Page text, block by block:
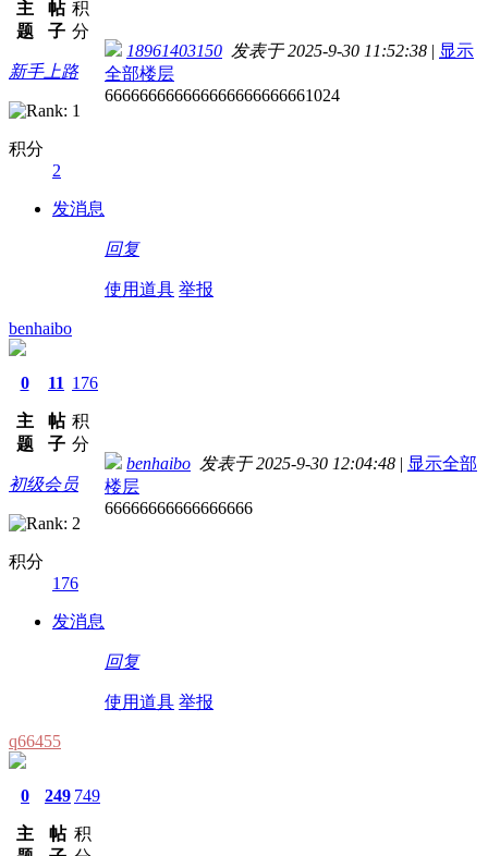
主
题
帖
子
积
分
新手上路
积分
2
发消息
18961403150 发表于 2025-9-30 11:52:38 | 显示
全部楼层
666666666666666666666661024
回复
使用道具 举报
benhaibo
0
主
题
11
帖
子
176
积
分
初级会员
积分
176
发消息
benhaibo 发表于 2025-9-30 12:04:48 | 显示全部
楼层
66666666666666666
回复
使用道具 举报
q66455
0
主
249
帖
749
积